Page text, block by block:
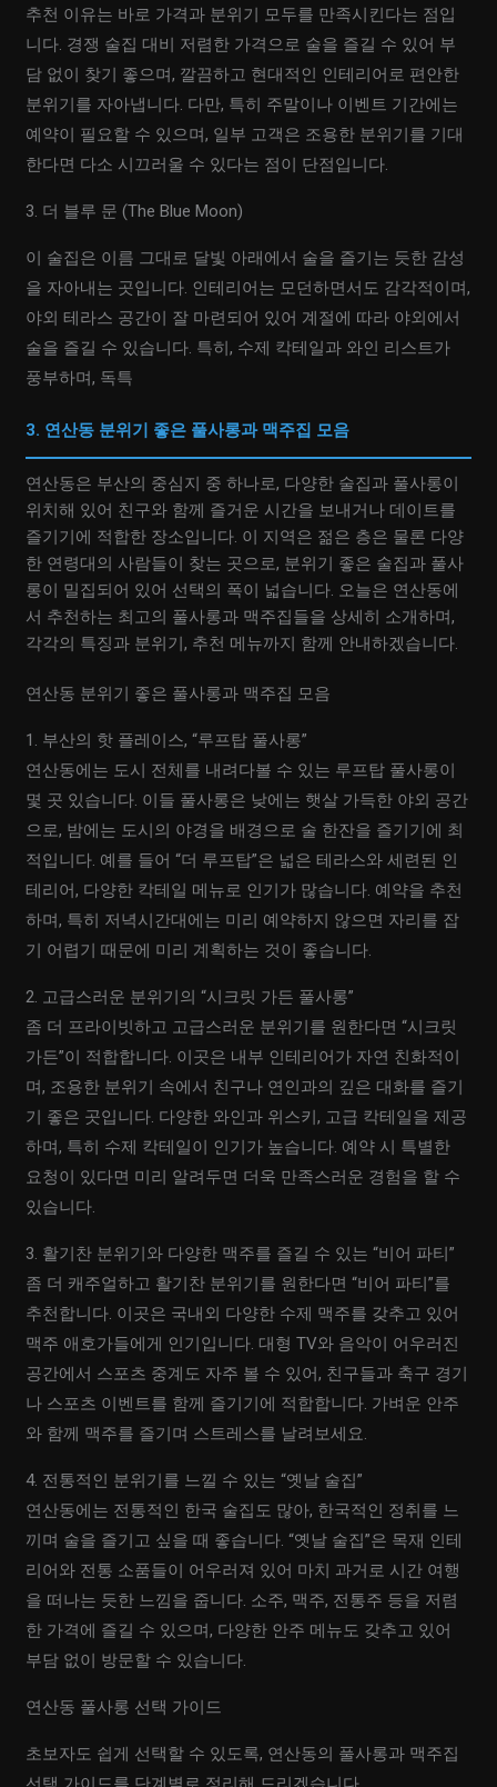
추천 이유는 바로 가격과 분위기 모두를 만족시킨다는 점입
니다. 경쟁 술집 대비 저렴한 가격으로 술을 즐길 수 있어 부
담 없이 찾기 좋으며, 깔끔하고 현대적인 인테리어로 편안한
분위기를 자아냅니다. 다만, 특히 주말이나 이벤트 기간에는
예약이 필요할 수 있으며, 일부 고객은 조용한 분위기를 기대
한다면 다소 시끄러울 수 있다는 점이 단점입니다.
3. 더 블루 문 (The Blue Moon)
이 술집은 이름 그대로 달빛 아래에서 술을 즐기는 듯한 감성
을 자아내는 곳입니다. 인테리어는 모던하면서도 감각적이며,
야외 테라스 공간이 잘 마련되어 있어 계절에 따라 야외에서
술을 즐길 수 있습니다. 특히, 수제 칵테일과 와인 리스트가
풍부하며, 독특
3. 연산동 분위기 좋은 풀사롱과 맥주집 모음
연산동은 부산의 중심지 중 하나로, 다양한 술집과 풀사롱이
위치해 있어 친구와 함께 즐거운 시간을 보내거나 데이트를
즐기기에 적합한 장소입니다. 이 지역은 젊은 층은 물론 다양
한 연령대의 사람들이 찾는 곳으로, 분위기 좋은 술집과 풀사
롱이 밀집되어 있어 선택의 폭이 넓습니다. 오늘은 연산동에
서 추천하는 최고의 풀사롱과 맥주집들을 상세히 소개하며,
각각의 특징과 분위기, 추천 메뉴까지 함께 안내하겠습니다.
연산동 분위기 좋은 풀사롱과 맥주집 모음
1. 부산의 핫 플레이스, “루프탑 풀사롱”
연산동에는 도시 전체를 내려다볼 수 있는 루프탑 풀사롱이
몇 곳 있습니다. 이들 풀사롱은 낮에는 햇살 가득한 야외 공간
으로, 밤에는 도시의 야경을 배경으로 술 한잔을 즐기기에 최
적입니다. 예를 들어 “더 루프탑”은 넓은 테라스와 세련된 인
테리어, 다양한 칵테일 메뉴로 인기가 많습니다. 예약을 추천
하며, 특히 저녁시간대에는 미리 예약하지 않으면 자리를 잡
기 어렵기 때문에 미리 계획하는 것이 좋습니다.
2. 고급스러운 분위기의 “시크릿 가든 풀사롱”
좀 더 프라이빗하고 고급스러운 분위기를 원한다면 “시크릿
가든”이 적합합니다. 이곳은 내부 인테리어가 자연 친화적이
며, 조용한 분위기 속에서 친구나 연인과의 깊은 대화를 즐기
기 좋은 곳입니다. 다양한 와인과 위스키, 고급 칵테일을 제공
하며, 특히 수제 칵테일이 인기가 높습니다. 예약 시 특별한
요청이 있다면 미리 알려두면 더욱 만족스러운 경험을 할 수
있습니다.
3. 활기찬 분위기와 다양한 맥주를 즐길 수 있는 “비어 파티”
좀 더 캐주얼하고 활기찬 분위기를 원한다면 “비어 파티”를
추천합니다. 이곳은 국내외 다양한 수제 맥주를 갖추고 있어
맥주 애호가들에게 인기입니다. 대형 TV와 음악이 어우러진
공간에서 스포츠 중계도 자주 볼 수 있어, 친구들과 축구 경기
나 스포츠 이벤트를 함께 즐기기에 적합합니다. 가벼운 안주
와 함께 맥주를 즐기며 스트레스를 날려보세요.
4. 전통적인 분위기를 느낄 수 있는 “옛날 술집”
연산동에는 전통적인 한국 술집도 많아, 한국적인 정취를 느
끼며 술을 즐기고 싶을 때 좋습니다. “옛날 술집”은 목재 인테
리어와 전통 소품들이 어우러져 있어 마치 과거로 시간 여행
을 떠나는 듯한 느낌을 줍니다. 소주, 맥주, 전통주 등을 저렴
한 가격에 즐길 수 있으며, 다양한 안주 메뉴도 갖추고 있어
부담 없이 방문할 수 있습니다.
연산동 풀사롱 선택 가이드
초보자도 쉽게 선택할 수 있도록, 연산동의 풀사롱과 맥주집